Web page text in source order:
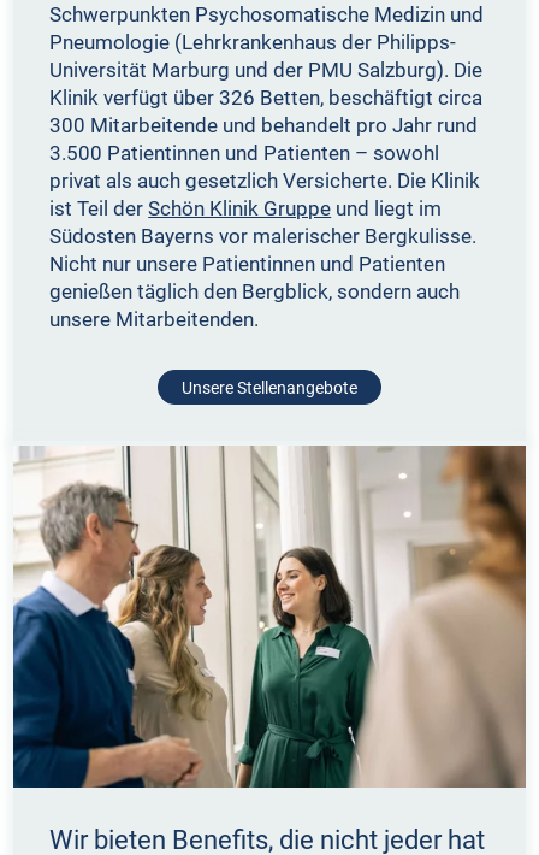
Schwerpunkten Psychosomatische Medizin und
Pneumologie (Lehrkrankenhaus der Philipps-
Universität Marburg und der PMU Salzburg). Die
Klinik verfügt über 326 Betten, beschäftigt circa
300 Mitarbeitende und behandelt pro Jahr rund
3.500 Patientinnen und Patienten – sowohl
privat als auch gesetzlich Versicherte. Die Klinik
ist Teil derSchön Klinik Gruppe und liegt im
Südosten Bayerns vor malerischer Bergkulisse.
Nicht nur unsere Patientinnen und Patienten
genießen täglich den Bergblick, sondern auch
unsere Mitarbeitenden.
Unsere Stellenangebote
Wir bieten Benefits, die nicht jeder hat